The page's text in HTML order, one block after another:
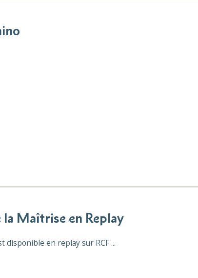
Maîtrise en Replay
disponible en replay sur RCF ...